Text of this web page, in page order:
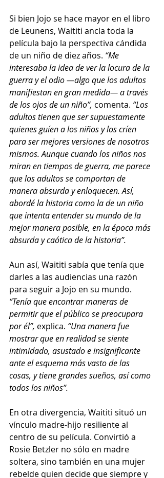
Si bien Jojo se hace mayor en el libro
de Leunens, Waititi ancla toda la
película bajo la perspectiva cándida
de un niño de diez años. “Me
interesaba la idea de ver la locura de la
guerra y el odio —algo que los adultos
manifiestan en gran medida— a través
de los ojos de un niño”, comenta. “Los
adultos tienen que ser supuestamente
quienes guíen a los niños y los críen
para ser mejores versiones de nosotros
mismos. Aunque cuando los niños nos
miran en tiempos de guerra, me parece
que los adultos se comportan de
manera absurda y enloquecen. Así,
abordé la historia como la de un niño
que intenta entender su mundo de la
mejor manera posible, en la época más
absurda y caótica de la historia”.
Aun así, Waititi sabía que tenía que
darles a las audiencias una razón
para seguir a Jojo en su mundo.
“Tenía que encontrar maneras de
permitir que el público se preocupara
por él”, explica. “Una manera fue
mostrar que en realidad se siente
intimidado, asustado e insignificante
ante el esquema más vasto de las
cosas, y tiene grandes sueños, así como
todos los niños”.
En otra divergencia, Waititi situó un
vínculo madre-hijo resiliente al
centro de su película. Convirtió a
Rosie Betzler no sólo en madre
soltera, sino también en una mujer
rebelde quien decide que siempre y